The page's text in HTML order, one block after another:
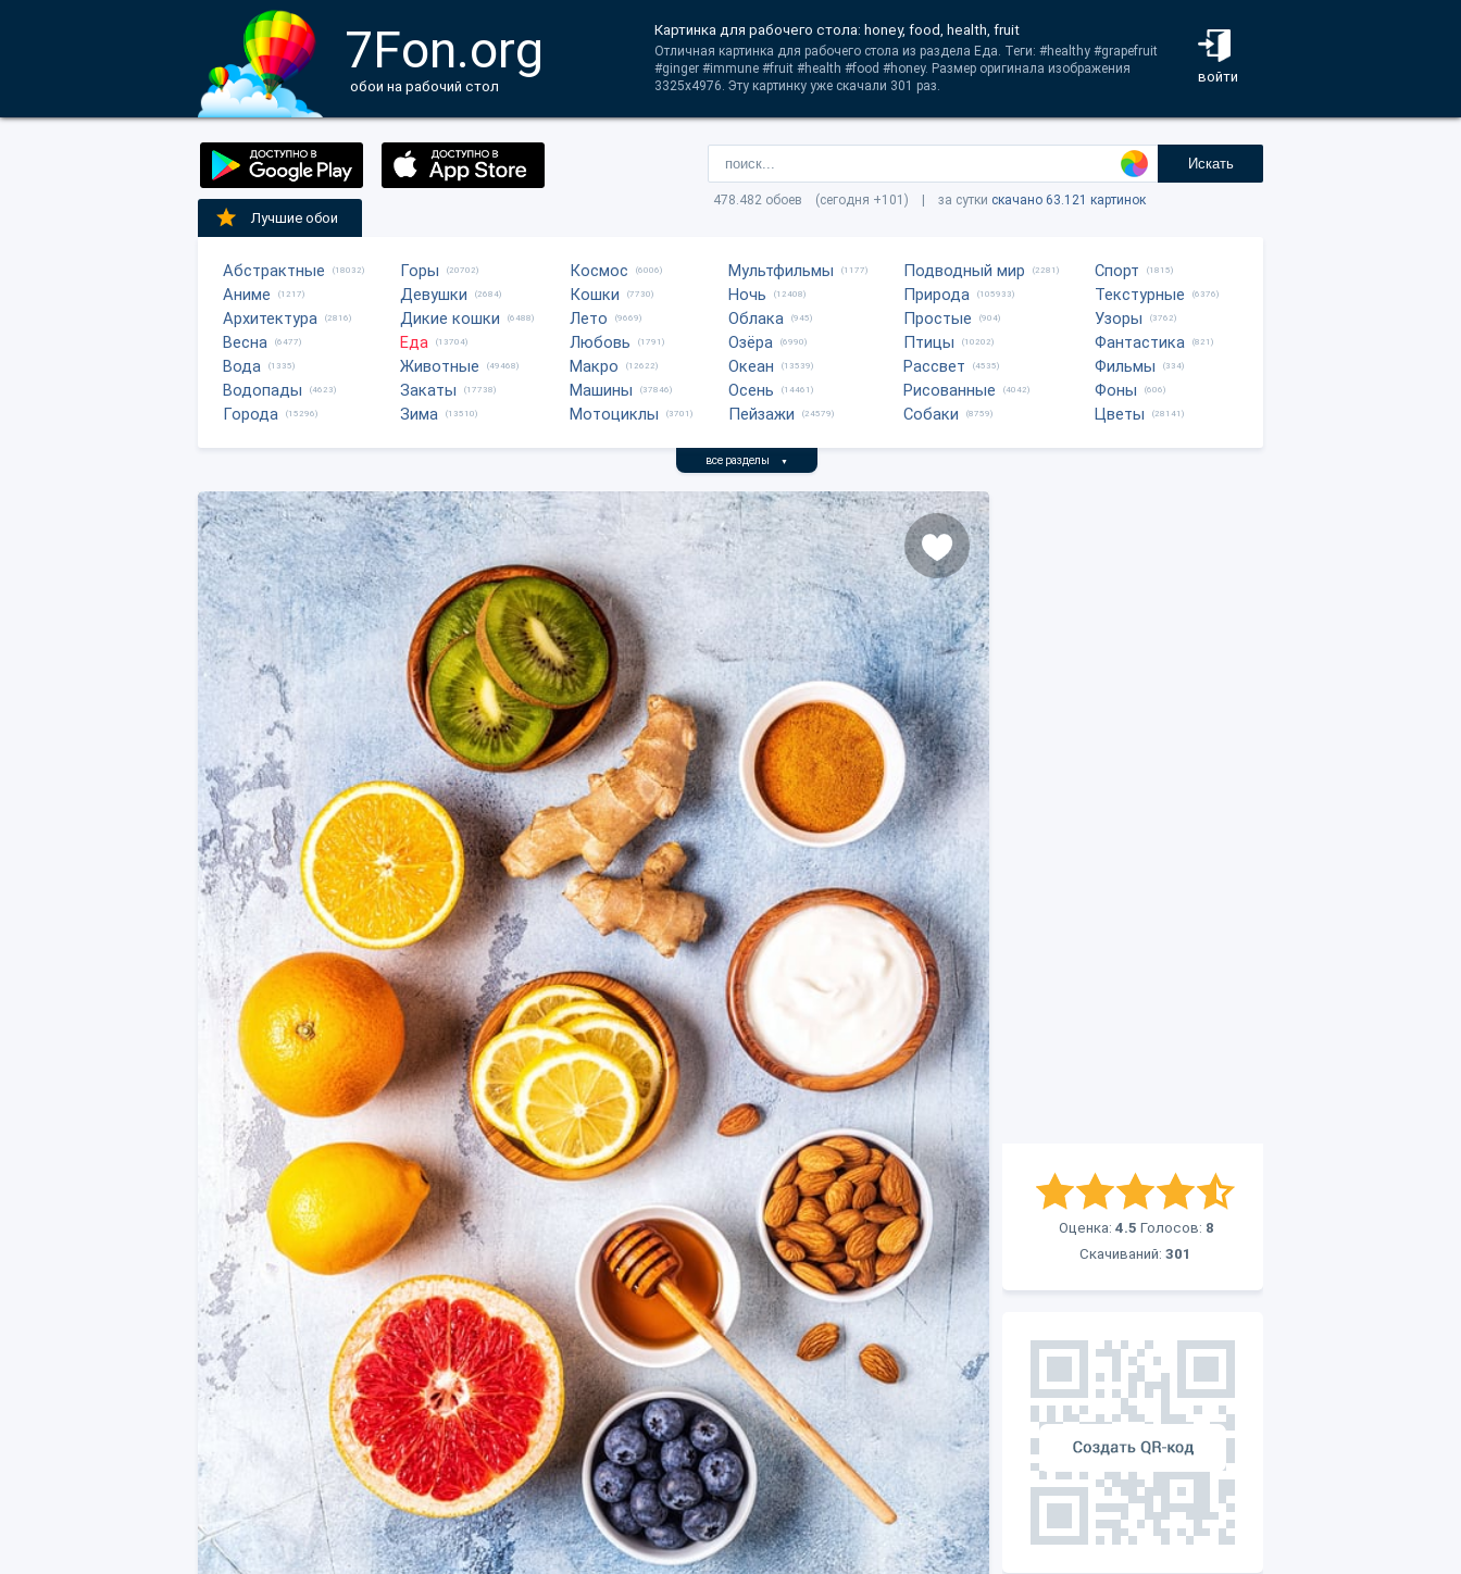
7Fon.org
обои на рабочий стол
войти
Картинка для рабочего стола: honey, food, health, fruit
Отличная картинка для рабочего стола из раздела Еда. Теги: #healthy #grapefruit
#ginger #immune #fruit #health #food #honey. Размер оригинала изображения
3325x4976. Эту картинку уже скачали 301 раз.
Искать
478.482 обоев (сегодня +101) | за сутки скачано 63.121 картинок
Лучшие обои
Абстрактные (18032)
Аниме (1217)
Архитектура (2816)
Весна (6477)
Вода (1335)
Водопады (4623)
Города (15296)
Горы (20702)
Девушки (2684)
Дикие кошки (6488)
Еда (13704)
Животные (49468)
Закаты (17738)
Зима (13510)
Космос (6006)
Кошки (7730)
Лето (9669)
Любовь (1791)
Макро (12622)
Машины (37846)
Мотоциклы (3701)
Мультфильмы (1177)
Ночь (12408)
Облака (945)
Озёра (6990)
Океан (13539)
Осень (14461)
Пейзажи (24579)
Подводный мир (2281)
Природа (105933)
Простые (904)
Птицы (10202)
Рассвет (4535)
Рисованные (4042)
Собаки (8759)
Спорт (1815)
Текстурные (6376)
Узоры (3762)
Фантастика (821)
Фильмы (334)
Фоны (606)
Цветы (28141)
все разделы ▼
Оценка: 4.5 Голосов: 8
Скачиваний: 301